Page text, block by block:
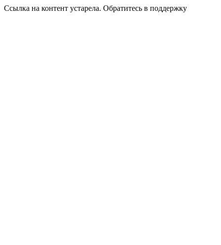
Ссылка на контент устарела. Обратитесь в поддержку